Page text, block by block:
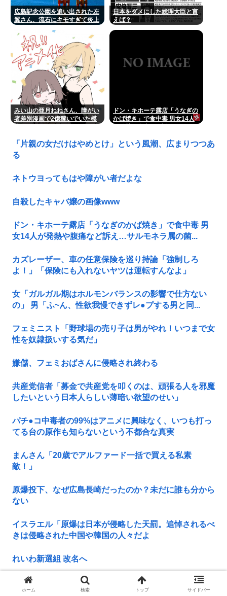
広島記念公園を追い出された左
翼さん、流石にキモすぎて炎上
日本をダメにした総理大臣と言
えば？
みい山の亜月ねねさん、障がい
者差別漫画で2億稼いでいた模
ドン・キホーテ露店「うなぎの
かば焼き」で食中毒 男女14人
「片親の女だけはやめとけ」という風潮、広まりつつあ
る
ネトウヨってもはや障がい者だよな
自殺したキャバ嬢の画像www
ドン・キホーテ露店「うなぎのかば焼き」で食中毒 男
女14人が発熱や腹痛など訴え…サルモネラ属の菌...
カズレーザー、車の任意保険を巡り持論「強制しろ
よ！」「保険にも入れないヤツは運転すんなよ」
女「ガルガル期はホルモンバランスの影響で仕方ない
の」 男「ふ~ん、性欲我慢できずレ●プする男と同...
フェミニスト「野球場の売り子は男がやれ！いつまで女
性を奴隷扱いする気だ」
嫌儲、フェミおばさんに侵略され終わる
共産党信者「募金で共産党を叩くのは、頑張る人を邪魔
したいという日本人らしい薄暗い欲望のせい」
パチ●コ中毒者の99%はアニメに興味なく、いつも打っ
てる台の原作も知らないという不都合な真実
まんさん「20歳でアルファード一括で買える私素
敵！」
原爆投下、なぜ広島長崎だったのか？未だに誰も分から
ない
イスラエル「原爆は日本が侵略した天罰。追悼されるべ
きは侵略された中国や韓国の人々だよ
れいわ新選組 改名へ
【画像】カノカリ女、あまりにもセクロスすぎるグッズ
にされてしまい炎上wxwxwxwxwxwxwx...
ホーム 検索 トップ サイドバー